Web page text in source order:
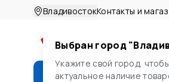
ВладивостокКонтакты и
Каталог
Выбран город "
Укажите свой город,
актуальное наличие